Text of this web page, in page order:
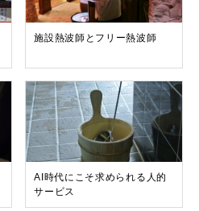
施設熱波師とフリー熱波師
AI時代にこそ求められる人的
サービス